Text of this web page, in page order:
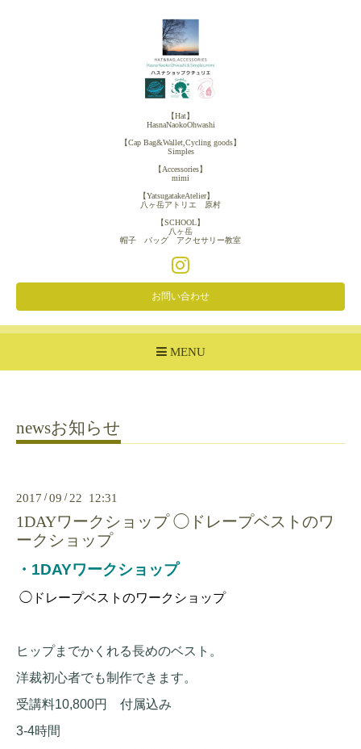
【Hat】
HasnaNaokoOhwashi
【Cap Bag&Wallet,Cycling goods】
Simples
【Accessories】
mimi
【YatsugatakeAtelier】
八ヶ岳アトリエ 原村
【SCHOOL】
八ヶ岳
帽子 バッグ アクセサリー教室
お問い合わせ
MENU
newsお知らせ
2017 /09 / 22 12:31
1DAYワークショップ ◯ドレープベストのワ
ークショップ
・1DAYワークショップ
◯ドレープベストのワークショップ
ヒップまでかくれる長めのベスト。
洋裁初心者でも制作できます。
受講料10,800円 付属込み
3-4時間